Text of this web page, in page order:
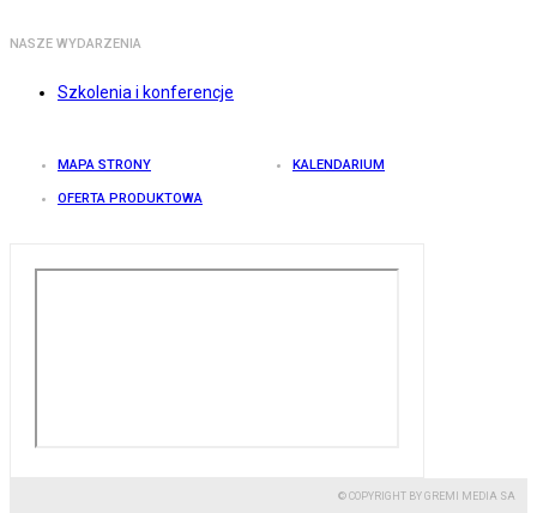
NASZE WYDARZENIA
Szkolenia i konferencje
MAPA STRONY KALENDARIUM
OFERTA PRODUKTOWA
© COPYRIGHT BY GREMI MEDIA SA